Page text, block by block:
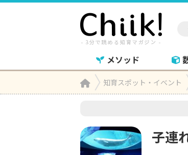
メソッド
Home知育スポット・イベント
子連